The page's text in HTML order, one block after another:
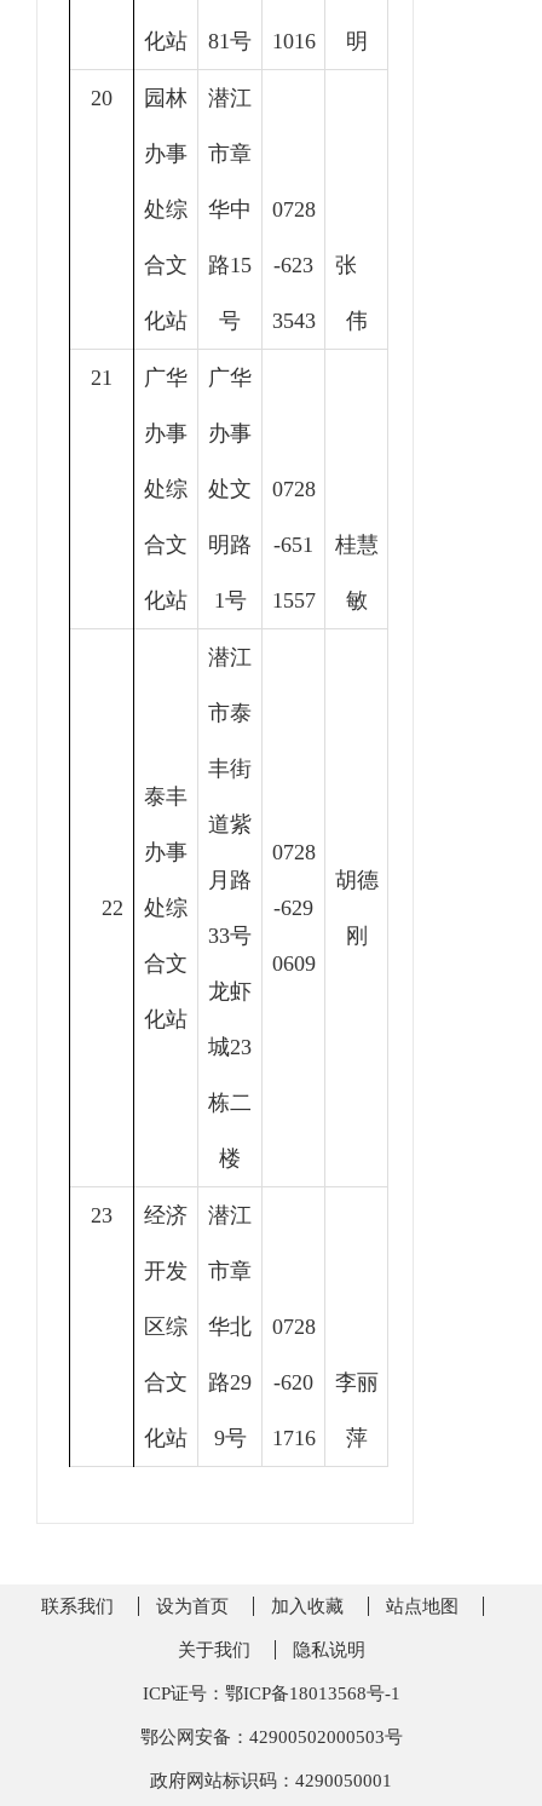
化站 81号 1016 明
20 园林
办事
处综
合文
化站
潜江
市章
华中
路15
号
0728
-623
3543
张
伟
21 广华
办事
处综
合文
化站
广华
办事
处文
明路
1号
0728
-651
1557
桂慧
敏
22
泰丰
办事
处综
合文
化站
潜江
市泰
丰街
道紫
月路
33号
龙虾
城23
栋二
楼
0728
-629
0609
胡德
刚
23 经济
开发
区综
合文
化站
潜江
市章
华北
路29
9号
0728
-620
1716
李丽
萍
联系我们 设为首页 加入收藏 站点地图
关于我们 隐私说明
ICP证号：鄂ICP备18013568号-1
鄂公网安备：42900502000503号
政府网站标识码：4290050001